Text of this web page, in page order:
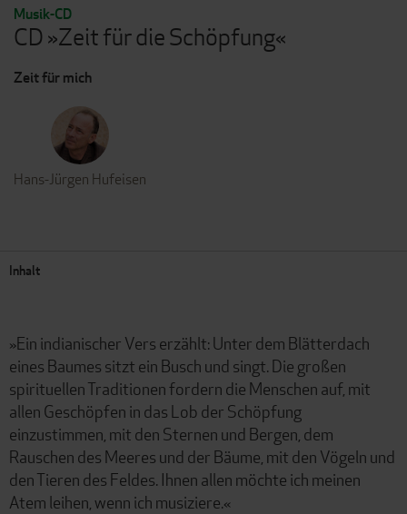
Musik-CD
CD »Zeit für die Schöpfung«
Zeit für mich
Hans-Jürgen Hufeisen
Inhalt
»Ein indianischer Vers erzählt: Unter dem Blätterdach
eines Baumes sitzt ein Busch und singt. Die großen
spirituellen Traditionen fordern die Menschen auf, mit
allen Geschöpfen in das Lob der Schöpfung
einzustimmen, mit den Sternen und Bergen, dem
Rauschen des Meeres und der Bäume, mit den Vögeln und
den Tieren des Feldes. Ihnen allen möchte ich meinen
Atem leihen, wenn ich musiziere.«